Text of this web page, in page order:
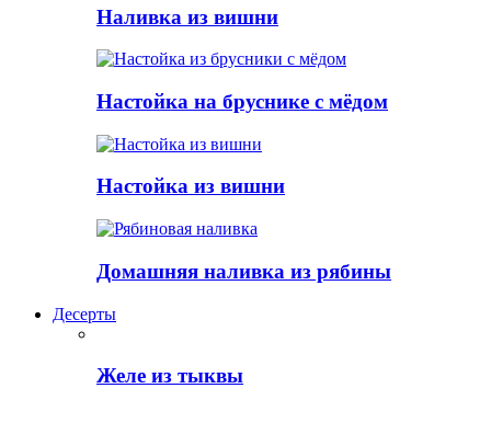
Наливка из вишни
Настойка на бруснике с мёдом
Настойка из вишни
Домашняя наливка из рябины
Десерты
Желе из тыквы